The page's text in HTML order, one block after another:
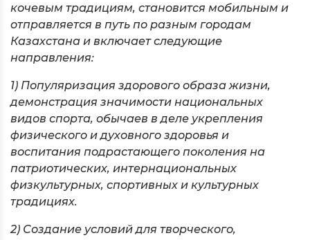
кочевым традициям, становится мобильным и
отправляется в путь по разным городам
Казахстана и включает следующие
направления:
1) Популяризация здорового образа жизни,
демонстрация значимости национальных
видов спорта, обычаев в деле укрепления
физического и духовного здоровья и
воспитания подрастающего поколения на
патриотических, интернациональных
физкультурных, спортивных и культурных
традициях.
2) Создание условий для творческого,